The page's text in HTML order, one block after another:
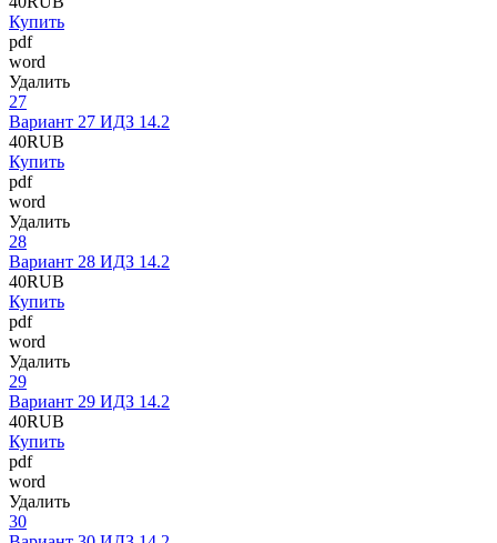
Купить
pdf
word
Удалить
27
Вариант 27 ИДЗ 14.2
40RUB
Купить
pdf
word
Удалить
28
Вариант 28 ИДЗ 14.2
40RUB
Купить
pdf
word
Удалить
29
Вариант 29 ИДЗ 14.2
40RUB
Купить
pdf
word
Удалить
30